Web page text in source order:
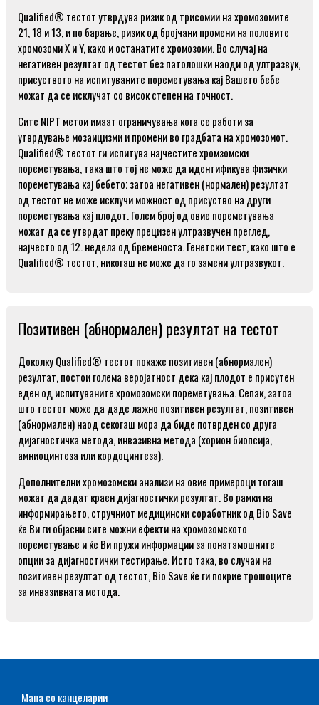
Qualified® тестот утврдува ризик од трисомии на хромозомите
21, 18 и 13, и по барање, ризик од бројчани промени на половите
хромозоми X и Y, како и останатите хромозоми. Во случај на
негативен резултат од тестот без патолошки наоди од ултразвук,
присуството на испитуваните пореметувања кај Вашето бебе
можат да се исклучат со висок степен на точност.
Сите NIPT метои имаат ограничувања кога се работи за
утврдување мозаицизми и промени во градбата на хромозомот.
Qualified® тестот ги испитува најчестите хромзомски
пореметувања, така што тој не може да идентификува физички
пореметувања кај бебето; затоа негативен (нормален) резултат
од тестот не може исклучи можност од присуство на други
пореметувања кај плодот. Голем број од овие пореметувања
можат да се утврдат преку прецизен ултразвучен преглед,
најчесто од 12. недела од бременоста. Генетски тест, како што е
Qualified® тестот, никогаш не може да го замени ултразвукот.
Позитивен (абнормален) резултат на тестот
Доколку Qualified® тестот покаже позитивен (абнормален)
резултат, постои голема веројатност дека кај плодот е присутен
еден од испитуваните хромозомски пореметувања. Сепак, затоа
што тестот може да даде лажно позитивен резултат, позитивен
(абнормален) наод секогаш мора да биде потврден со друга
дијагностичка метода, инвазивна метода (хорион биопсија,
амниоцинтеза или кордоцинтеза).
Дополнителни хромозомски анализи на овие примероци тогаш
можат да дадат краен дијагностички резултат. Во рамки на
информирањето, стручниот медицински соработник од Bio Save
ќе Ви ги објасни сите можни ефекти на хромозомското
пореметување и ќе Ви пружи информации за понатамошните
опции за дијагностички тестирање. Исто така, во случаи на
позитивен резултат од тестот, Bio Save ќе ги покрие трошоците
за инвазивната метода.
Мапа со канцеларии